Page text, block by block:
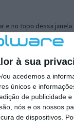
à sua
ou acedemos a
únicos e
de publicidade
nós e os nossos
de dispositivos.
e no topo dessa
no botão
que queres navegar
ou tools escolhes
um local para